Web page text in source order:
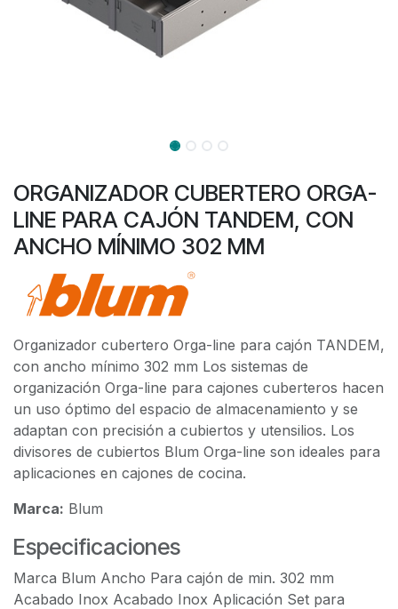
ORGANIZADOR CUBERTERO ORGA-
LINE PARA CAJÓN TANDEM, CON
ANCHO MÍNIMO 302 MM
Organizador cubertero Orga-line para cajón TANDEM,
con ancho mínimo 302 mm Los sistemas de
organización Orga-line para cajones cuberteros hacen
un uso óptimo del espacio de almacenamiento y se
adaptan con precisión a cubiertos y utensilios. Los
divisores de cubiertos Blum Orga-line son ideales para
aplicaciones en cajones de cocina.
Marca: Blum
Especificaciones
Marca Blum Ancho Para cajón de min. 302 mm
Acabado Inox Acabado Inox Aplicación Set para